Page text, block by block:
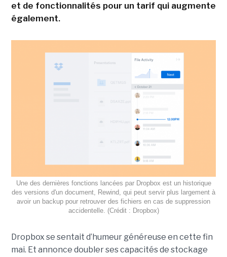
et de fonctionnalités pour un tarif qui augmente
également.
Une des dernières fonctions lancées par Dropbox est un historique
des versions d'un document, Rewind, qui peut servir plus largement à
avoir un backup pour retrouver des fichiers en cas de suppression
accidentelle. (Crédit : Dropbox)
Dropbox se sentait d’humeur généreuse en cette fin
mai. Et annonce doubler ses capacités de stockage